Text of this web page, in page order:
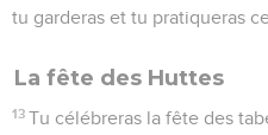
tu garderas et tu pratiqueras
La fête des Huttes
13 Tu célébreras la fête des